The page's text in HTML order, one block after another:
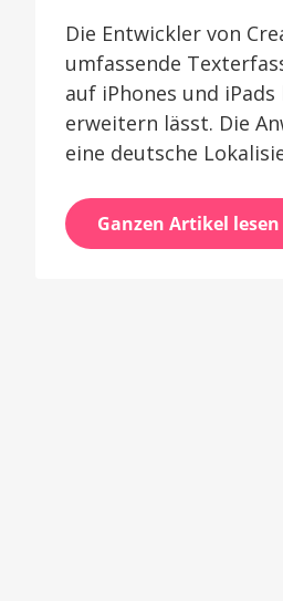
Die Entwickler von
umfassende
auf iPhones und
erweitern lässt. Die
eine deutsche
Ganzen Artikel lesen